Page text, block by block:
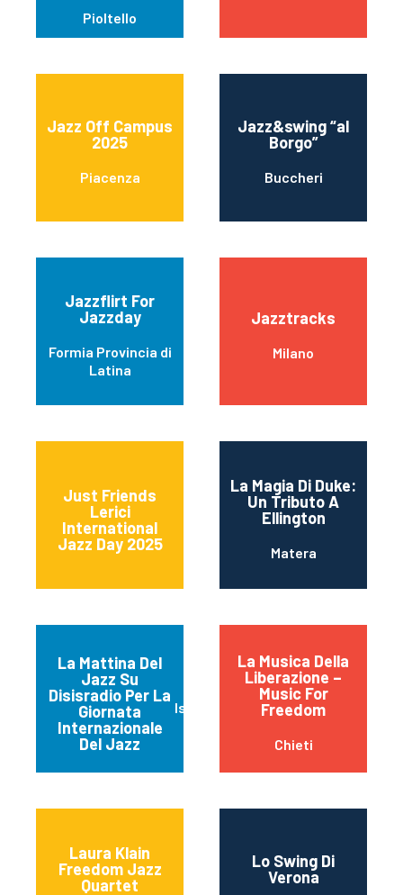
Pioltello
Jazz Off Campus
2025
Piacenza
Jazz&swing “al
Borgo”
Buccheri
Jazzflirt For
Jazzday
Formia Provincia di
Latina
Jazztracks
Milano
Just Friends
Lerici
International
Jazz Day 2025
La Magia Di Duke:
Un Tributo A
Ellington
Matera
La Mattina Del
Jazz Su
Disisradio Per La
Giornata
Internazionale
Del Jazz
Isernia
La Musica Della
Liberazione –
Music For
Freedom
Chieti
Laura Klain
Freedom Jazz
Quartet
Lo Swing Di
Verona